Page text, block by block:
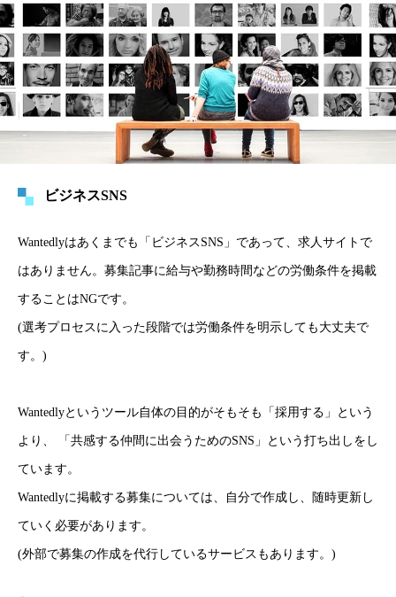
ビジネスSNS
Wantedlyはあくまでも「ビジネスSNS」であって、求人サイトで
はありません。募集記事に給与や勤務時間などの労働条件を掲載
することはNGです。
(選考プロセスに入った段階では労働条件を明示しても大丈夫で
す。)
Wantedlyというツール自体の目的がそもそも「採用する」という
より、 「共感する仲間に出会うためのSNS」という打ち出しをし
ています。
Wantedlyに掲載する募集については、自分で作成し、随時更新し
ていく必要があります。
(外部で募集の作成を代行しているサービスもあります。)